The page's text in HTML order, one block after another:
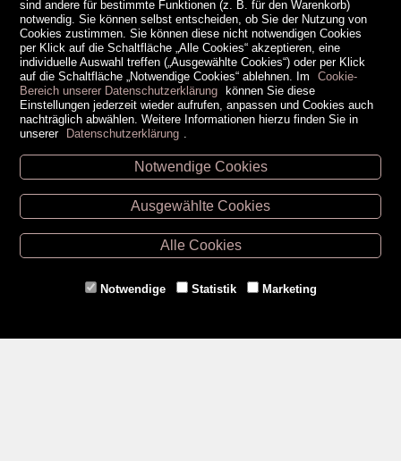
Unsere Öffnungszeiten
Retz -02942/20433
Hollabrunn -02952/30057
Eggenburg -02984/3836
Gmünd -
sind andere für bestimmte Funktionen (z. B. für den Warenkorb)
notwendig. Sie können selbst entscheiden, ob Sie der Nutzung von
Cookies zustimmen. Sie können diese nicht notwendigen Cookies
per Klick auf die Schaltfläche „Alle Cookies“ akzeptieren, eine
individuelle Auswahl treffen („Ausgewählte Cookies“) oder per Klick
auf die Schaltfläche „Notwendige Cookies“ ablehnen. Im
Cookie-
Bereich unserer Datenschutzerklärung können Sie diese
Einstellungen jederzeit wieder aufrufen, anpassen und Cookies auch
nachträglich abwählen. Weitere Informationen hierzu finden Sie in
unserer Datenschutzerklärung
Notwendige Cookies
Ausgewählte Cookies
Alle Cookies
Notwendige Statistik Marketing